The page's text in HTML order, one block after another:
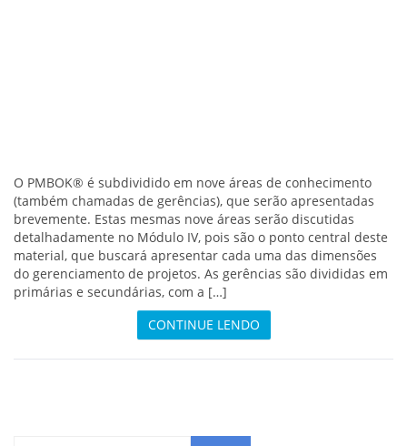
O PMBOK® é subdividido em nove áreas de conhecimento
(também chamadas de gerências), que serão apresentadas
brevemente. Estas mesmas nove áreas serão discutidas
detalhadamente no Módulo IV, pois são o ponto central deste
material, que buscará apresentar cada uma das dimensões
do gerenciamento de projetos. As gerências são divididas em
primárias e secundárias, com a […]
CONTINUE LENDO